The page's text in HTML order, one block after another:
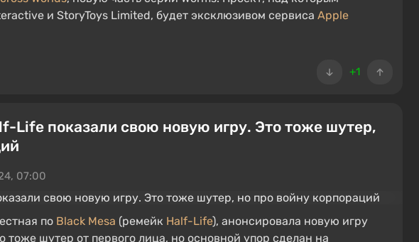
и StoryToys Limited, будет эксклюзивом сервиса Apple
+1
Life показали свою новую игру. Это тоже шутер,
07:00
по Black Mesa (ремейк Half-Life), анонсировала новую игру
тоже шутер от первого лица, но основной упор сделан на